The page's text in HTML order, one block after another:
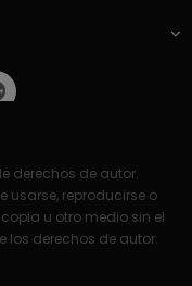
derechos de autor.
usarse, reproducirse o
u otro medio sin el
los derechos de autor.